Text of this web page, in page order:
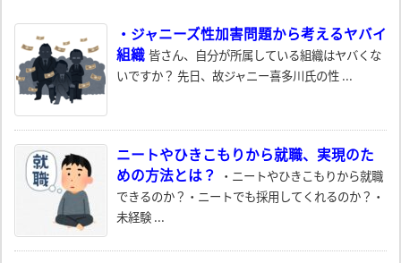
・ジャニーズ性加害問題から考えるヤバイ
組織 皆さん、自分が所属している組織はヤバくな
いですか？ 先日、故ジャニー喜多川氏の性 ...
ニートやひきこもりから就職、実現のた
めの方法とは？ ・ニートやひきこもりから就職
できるのか？・ニートでも採用してくれるのか？・
未経験 ...